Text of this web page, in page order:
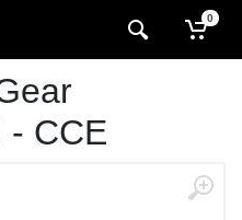
0
- CCE